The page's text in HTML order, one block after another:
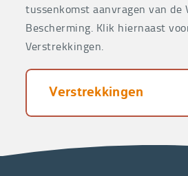
tussenkomst aanvragen van de
Bescherming. Klik hiernaast
Verstrekkingen.
Verstrekkingen